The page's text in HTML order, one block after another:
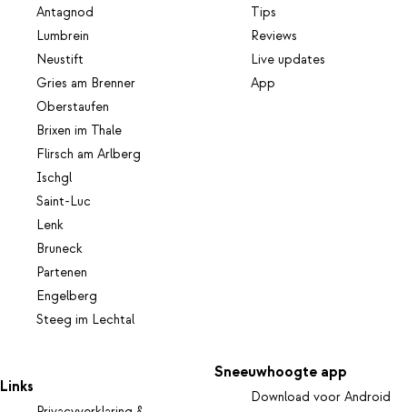
Antagnod
Lumbrein
Neustift
Gries am Brenner
Oberstaufen
Brixen im Thale
Flirsch am Arlberg
Ischgl
Saint-Luc
Lenk
Bruneck
Partenen
Engelberg
Steeg im Lechtal
Tips
Reviews
Live updates
App
Links
Sneeuwhoogte app
Download voor Android